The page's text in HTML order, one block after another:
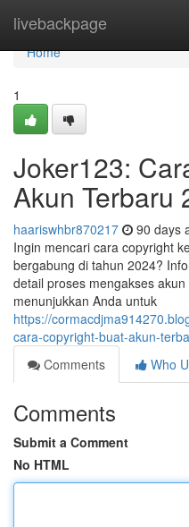
livebackpage
Home
Home
1
Joker123:
Akun Terbaru
haariswhbr870217 90 days
Ingin mencari cara copyright
bergabung di tahun 2024?
detail proses mengakses
menunjukkan Anda untuk
https://
cara-copyright-buat-akun-
Comments
Who
Comments
Submit a Comment
No HTML